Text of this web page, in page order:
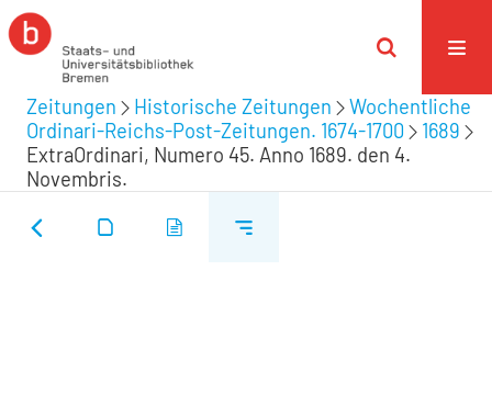
Zeitungen Historische Zeitungen
Wochentliche
Ordinari-Reichs-Post-Zeitungen. 1674-1700
1689
ExtraOrdinari, Numero 45. Anno 1689. den 4.
Novembris.